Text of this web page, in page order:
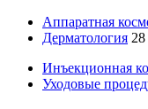
Аппаратная
Дерматология 28
Инъекционная
Уходовые